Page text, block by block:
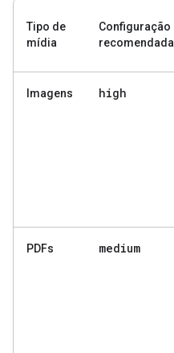
Tipo de
mídia
Configuração
recomendada
Imagens high
PDFs medium